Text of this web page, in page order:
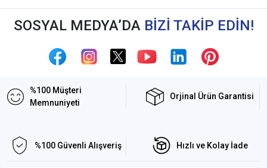
SOSYAL MEDYA’DA BİZİ TAKİP EDİN!
%100 Müşteri
Memnuniyeti
Orjinal Ürün Garantisi
%100 Güvenli Alışveriş Hızlı ve Kolay İade